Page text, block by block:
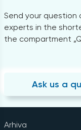
Send your
experts in the
the compartment
Ask us a
Arhiva